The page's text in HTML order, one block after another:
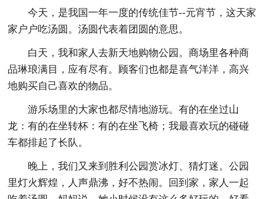
今天，是我国一年一度的传统佳节--元宵节，这天家
家户户吃汤圆。汤圆代表着团圆的意思。
白天，我和家人去新天地购物公园。商场里各种商
品琳琅满目，应有尽有。顾客们也都是喜气洋洋，高兴
地购买自己喜欢的物品。
游乐场里的大家也都尽情地游玩。有的在坐过山
龙：有的在坐转杯：有的在坐飞椅；我最喜欢玩的碰碰
车都排起了长队。
晚上，我们又来到胜利公园赏冰灯、猜灯迷。公园
里灯火辉煌，人声鼎沸，好不热闹。回到家，家人一起